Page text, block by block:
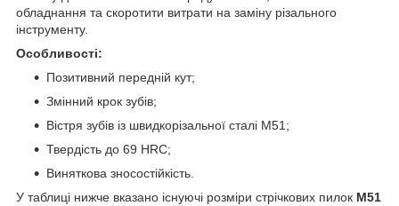
обладнання та скоротити витрати на заміну різального
інструменту.
Особливості:
Позитивний передній кут;
Змінний крок зубів;
Вістря зубів із швидкорізальної сталі M51;
Твердість до 69 HRC;
Виняткова зносостійкість.
У таблиці нижче вказано існуючі розміри стрічкових пилок М51